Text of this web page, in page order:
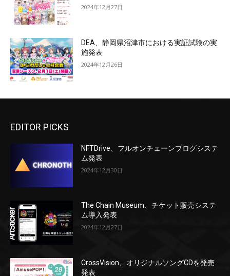
2024年12月27日
DEA、静岡県沼津市における実証試験の実
施発表
2024年12月26日
EDITOR PICKS
NFTDrive、フルオンチェーンブログシステ
ム発表
2024年12月30日
The Chain Museum、チケット販売システ
ム導入発表
2024年12月27日
CrossVision、オリジナルソングCDを発売
発表